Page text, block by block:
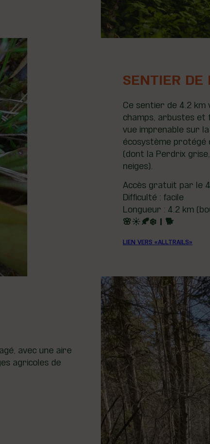
SENTIER DE
Ce sentier de 4.2
champs, arbustes et
vue imprenable sur
écosystème protégé
(dont la Perdrix
neiges).
Accès gratuit par le
Difficulté : facile
Longueur : 4.2 km
🌸☀️🍂❄️ | 🐕
LIEN VERS «ALLTRAILS»
avec une aire
agricoles de